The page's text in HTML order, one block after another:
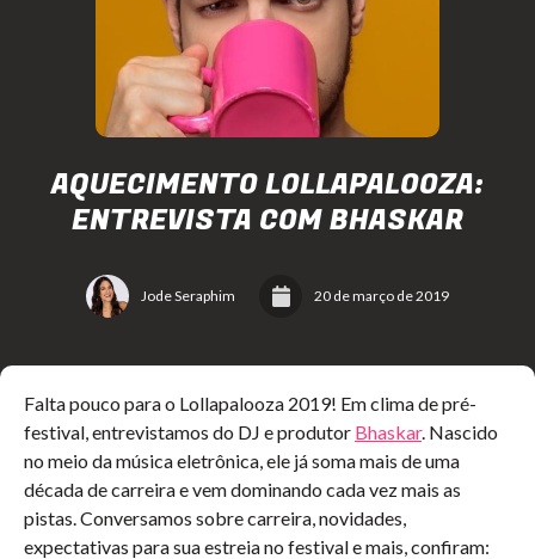
AQUECIMENTO LOLLAPALOOZA:
ENTREVISTA COM BHASKAR
Jode Seraphim 20 de março de 2019
Falta pouco para o Lollapalooza 2019! Em clima de pré-
festival, entrevistamos do DJ e produtor Bhaskar. Nascido
no meio da música eletrônica, ele já soma mais de uma
década de carreira e vem dominando cada vez mais as
pistas. Conversamos sobre carreira, novidades,
expectativas para sua estreia no festival e mais, confiram: